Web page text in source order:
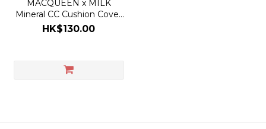
MACQUEEN x MILK
Mineral CC Cushion Cover
Holic Moist
HK$130.00